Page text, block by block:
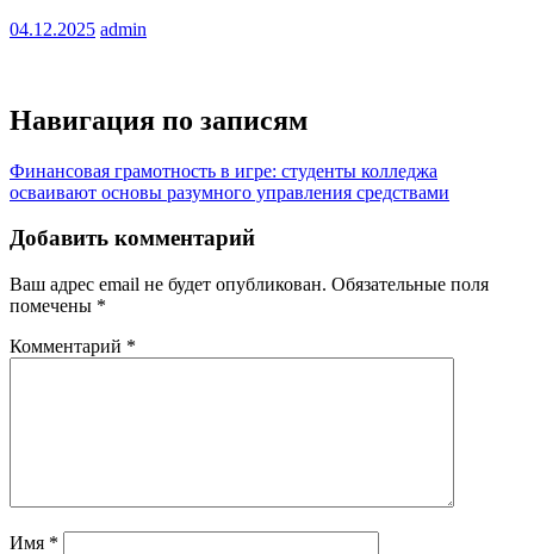
04.12.2025 admin
Навигация по записям
Финансовая грамотность в игре: студенты колледжа
осваивают основы разумного управления средствами
Добавить комментарий
Ваш адрес email не будет опубликован. Обязательные поля
помечены *
Комментарий *
Имя *